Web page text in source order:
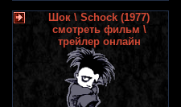
Шок \ Schock (1977)
смотреть фильм \
трейлер онлайн